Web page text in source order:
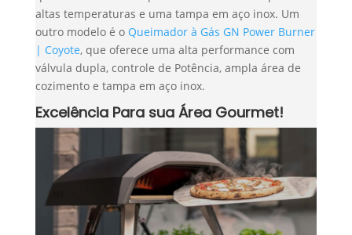
altas temperaturas e uma tampa em aço inox. Um
outro modelo é o Queimador à Gás GN Power Burner
| Coyote, que oferece uma alta performance com
válvula dupla, controle de Potência, ampla área de
cozimento e tampa em aço inox.
Excelência Para sua Área Gourmet!